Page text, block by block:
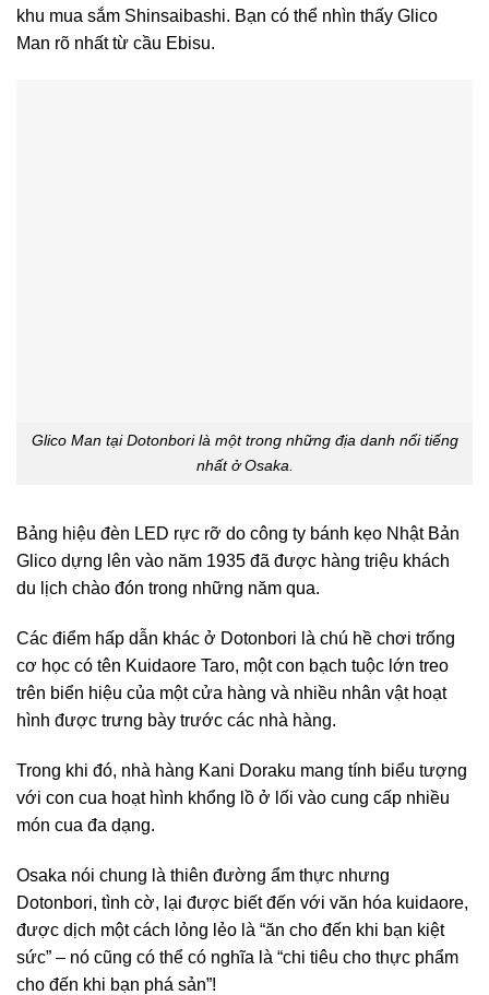
khu mua sắm Shinsaibashi. Bạn có thể nhìn thấy Glico
Man rõ nhất từ cầu Ebisu.
Glico Man tại Dotonbori là một trong những địa danh nổi tiếng
nhất ở Osaka.
Bảng hiệu đèn LED rực rỡ do công ty bánh kẹo Nhật Bản
Glico dựng lên vào năm 1935 đã được hàng triệu khách
du lịch chào đón trong những năm qua.
Các điểm hấp dẫn khác ở Dotonbori là chú hề chơi trống
cơ học có tên Kuidaore Taro, một con bạch tuộc lớn treo
trên biển hiệu của một cửa hàng và nhiều nhân vật hoạt
hình được trưng bày trước các nhà hàng.
Trong khi đó, nhà hàng Kani Doraku mang tính biểu tượng
với con cua hoạt hình khổng lồ ở lối vào cung cấp nhiều
món cua đa dạng.
Osaka nói chung là thiên đường ẩm thực nhưng
Dotonbori, tình cờ, lại được biết đến với văn hóa kuidaore,
được dịch một cách lỏng lẻo là “ăn cho đến khi bạn kiệt
sức” – nó cũng có thể có nghĩa là “chi tiêu cho thực phẩm
cho đến khi bạn phá sản”!